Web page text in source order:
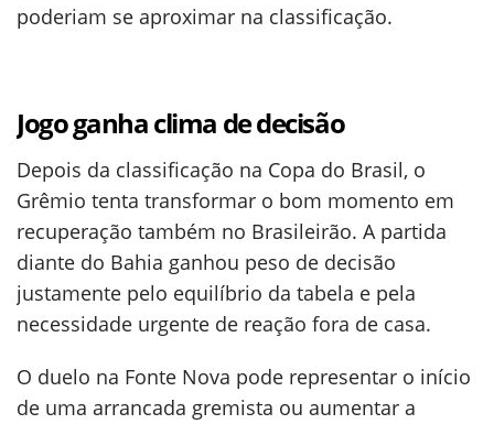
poderiam se aproximar na classificação.
Jogo ganha clima de decisão
Depois da classificação na Copa do Brasil, o
Grêmio tenta transformar o bom momento em
recuperação também no Brasileirão. A partida
diante do Bahia ganhou peso de decisão
justamente pelo equilíbrio da tabela e pela
necessidade urgente de reação fora de casa.
O duelo na Fonte Nova pode representar o início
de uma arrancada gremista ou aumentar a